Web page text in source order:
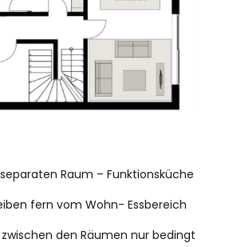
Raum – Funktionsküche
fern vom Wohn- Essbereich
den Räumen nur bedingt